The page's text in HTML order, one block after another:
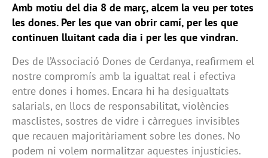
Amb motiu del dia 8 de març, alcem la veu per totes
les dones. Per les que van obrir camí, per les que
continuen lluitant cada dia i per les que vindran.
Des de l’Associació Dones de Cerdanya, reafirmem el
nostre compromís amb la igualtat real i efectiva
entre dones i homes. Encara hi ha desigualtats
salarials, en llocs de responsabilitat, violències
masclistes, sostres de vidre i càrregues invisibles
que recauen majoritàriament sobre les dones. No
podem ni volem normalitzar aquestes injustícies.